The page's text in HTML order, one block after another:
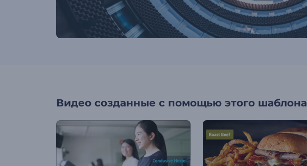
Видео созданные с помощью этого шаблона